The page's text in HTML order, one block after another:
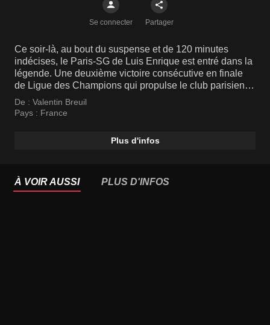
Se connecter Partager
Ce soir-là, au bout du suspense et de 120 minutes
indécises, le Paris-SG de Luis Enrique est entré dans la
légende. Une deuxième victoire consécutive en finale
de Ligue des Champions qui propulse le club parisien
dans une autre dimension.
De : Valentin Breuil
Pays : France
Plus d'infos
À VOIR AUSSI PLUS D'INFOS